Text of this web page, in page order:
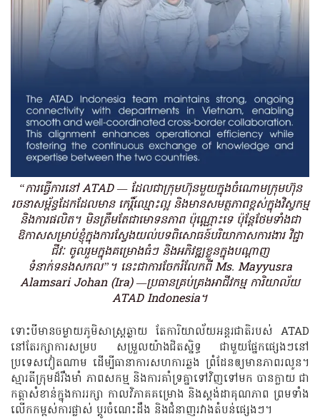
“ការធ្វើការនៅ ATAD — ដែលជាក្រុមហ៊ុនមួយក្នុងចំណោមក្រុមហ៊ុន
រចនាសម្ព័ន្ធដែកដែលមាន កេរ្តិ៍ឈ្មោះល្អ និងមានសមត្ថភាពខ្ពស់ក្នុងវិស្វកម្ម
និងការផលិត។ មិនត្រឹមតែជាមោទនភាព ប៉ុណ្ណោះទេ ប៉ុន្តែថែមទាំងជា
ឱកាសសម្រាប់ខ្ញុំក្នុងការស្វែងយល់បទពិសោធន៍បរិយាកាសការងារ វិជ្ជា
ជីវៈ ចូលរួមក្នុងគម្រោងធំៗ និងអភិវឌ្ឍខ្លួនក្នុងបណ្តាញ
ទំនាក់ទនងសកល”។​​ នេះជាការចែករំលែកពី Ms. Mayyusra
Alamsari Johan (Ira) —ប្រធានគ្រប់គ្រងអាជីវកម្ម ការិយាល័យ
ATAD Indonesia។
ទោះបីមានចម្ងាយភូមិសាស្ត្រឆ្ងាយ តែការិយាល័យអន្តរជាតិរបស់ ATAD
នៅតែរក្សាការសម្រប សម្រួលយ៉ាងជិតស្និទ្ធ ជាមួយផ្នែកផ្សេងៗនៅ
ប្រទេសវៀតណាម ដើម្បីធានាការសហការឆ្លង ព្រំដែនឲ្យមានភាពរលូន។
ស្មារតីក្រុមដ៏រឹងមាំ ភាពសកម្ម និងការគាំទ្រគ្នាទៅវិញទៅមក បានក្លាយ​ ជា
កត្តាសំខាន់ក្នុងការរក្សា កាលវិភាគគម្រោង និងស្តង់ដាគុណភាព ព្រមទាំង
លើកកម្ពស់ការផ្លាស់ ប្តូរចំណេះដឹង និងជំនាញរវាងតំបន់ផ្សេងៗ។